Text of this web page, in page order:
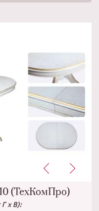
(ТехКомПро)
х В):